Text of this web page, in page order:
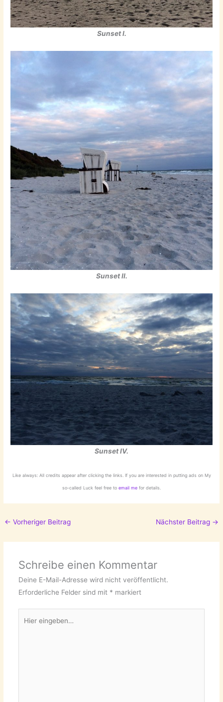
Sunset I.
Sunset II.
Sunset IV.
Like always: All credits appear after clicking the links. If you are interested in putting ads on My
so-called Luck feel free to email me for details.
← Vorheriger Beitrag Nächster Beitrag →
Schreibe einen Kommentar
Deine E-Mail-Adresse wird nicht veröffentlicht.
Erforderliche Felder sind mit * markiert
eingeben…